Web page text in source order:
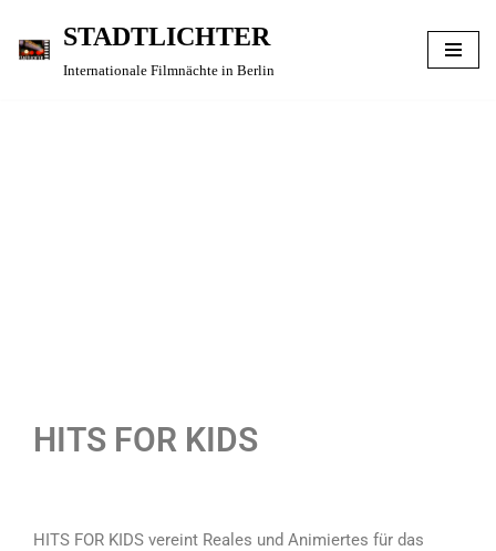
Zum
STADTLICHTER
Internationale Filmnächte in Berlin
HITS FOR KIDS
HITS FOR KIDS vereint Reales und Animiertes für das